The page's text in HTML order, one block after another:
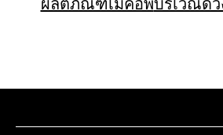
ผลิตภัณฑ์เมคอัพบริเวณดว